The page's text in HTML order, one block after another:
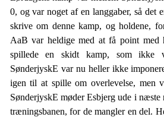
0, og var noget af en langgaber, så det
skrive om denne kamp, og holdene,
AaB var heldige med at få point
spillede en skidt kamp, som ikke
SønderjyskE var nu heller ikke
igen til at spille om overlevelse, men
SønderjyskE møder Esbjerg ude i
træningsbanen, for de mangler en del.